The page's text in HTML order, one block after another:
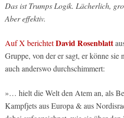
Das ist Trumps Logik. Lächerlich,
Aber effektiv.
Auf X berichtetDavid Rosenblatt
Gruppe, von der er sagt, er könne sie
auch anderswo durchschimmert:
»… hielt die Welt den Atem an, als
Kampfjets aus Europa & aus